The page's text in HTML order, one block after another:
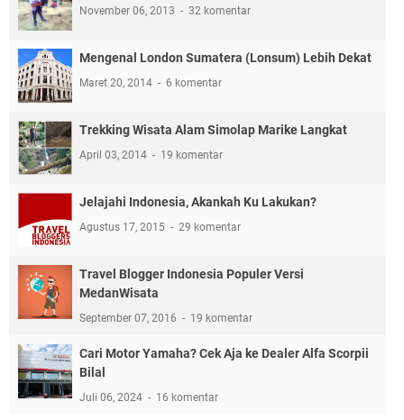
November 06, 2013 32 komentar
Mengenal London Sumatera (Lonsum) Lebih Dekat
Maret 20, 2014 6 komentar
Trekking Wisata Alam Simolap Marike Langkat
April 03, 2014 19 komentar
Jelajahi Indonesia, Akankah Ku Lakukan?
Agustus 17, 2015 29 komentar
Travel Blogger Indonesia Populer Versi
MedanWisata
September 07, 2016 19 komentar
Cari Motor Yamaha? Cek Aja ke Dealer Alfa Scorpii
Bilal
Juli 06, 2024 16 komentar